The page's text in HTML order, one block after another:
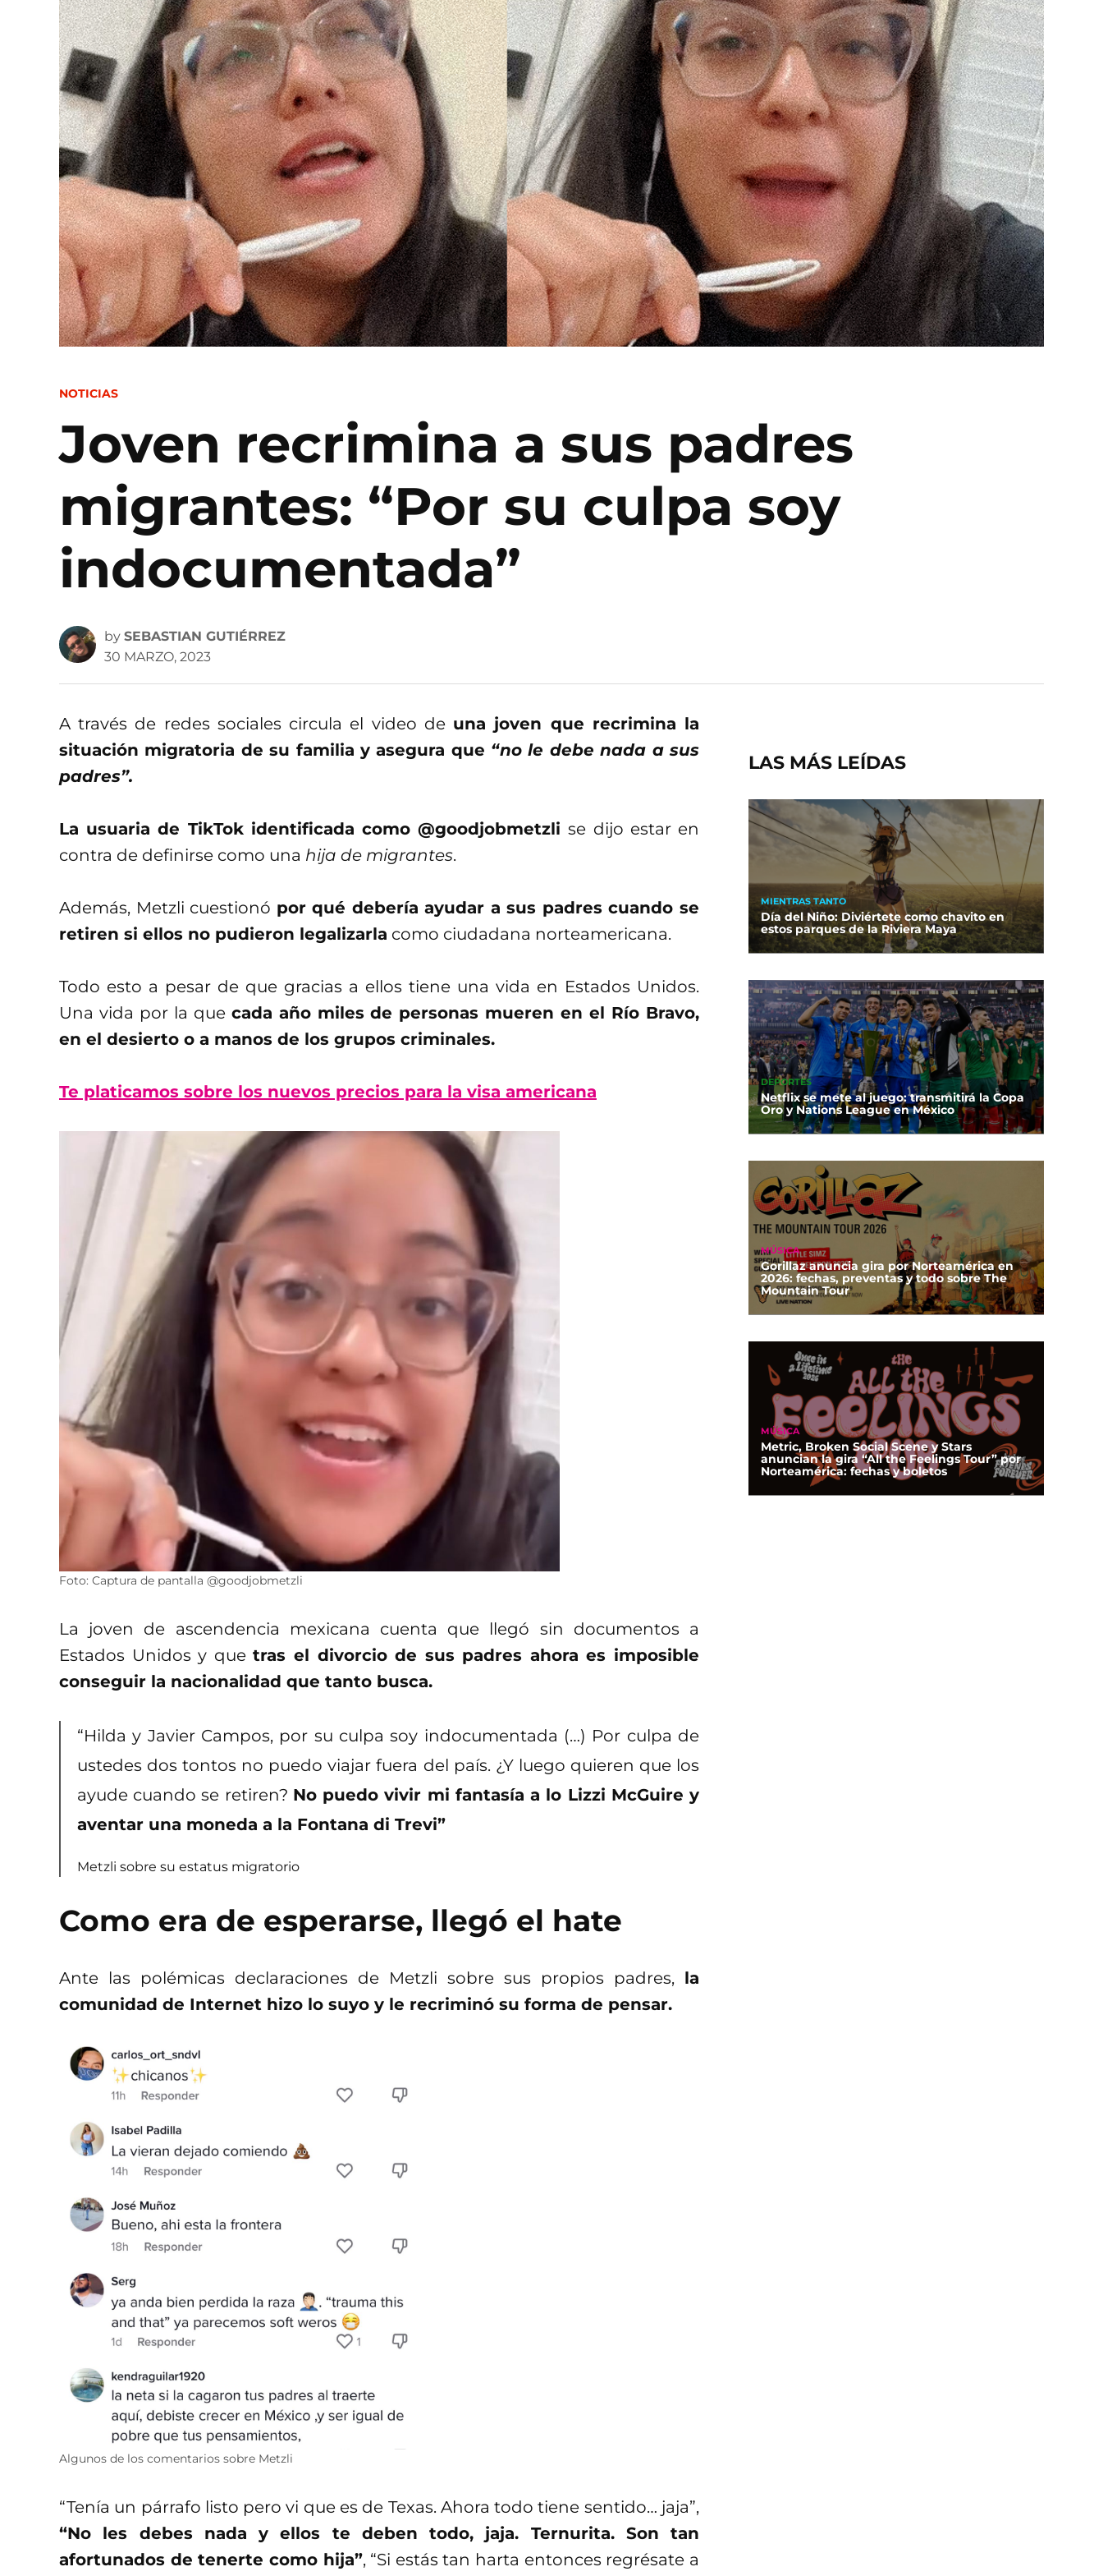
POSTED
NOTICIAS
Joven recrimina a sus padres
migrantes: “Por su culpa soy
indocumentada”
by SEBASTIAN GUTIÉRREZ
30 MARZO, 2023
A través de redes sociales circula el video de una joven que recrimina la
situación migratoria de su familia y asegura que “no le debe nada a sus
padres”.
La usuaria de TikTok identificada como @goodjobmetzlise dijo estar en
contra de definirse como una hija de migrantes.
Además, Metzli cuestionó por qué debería ayudar a sus padres cuando se
retiren si ellos no pudieron legalizarla como ciudadana norteamericana.
Todo esto a pesar de que gracias a ellos tiene una vida en Estados Unidos.
Una vida por la que cada año miles de personas mueren en el Río Bravo,
en el desierto o a manos de los grupos criminales.
Te platicamos sobre los nuevos precios para la visa americana
Foto: Captura de pantalla @goodjobmetzli
La joven de ascendencia mexicana cuenta que llegó sin documentos a
Estados Unidos y quetras el divorcio de sus padres ahora es imposible
conseguir la nacionalidad que tanto busca.
“Hilda y Javier Campos, por su culpa soy indocumentada (…) Por culpa de
ustedes dos tontos no puedo viajar fuera del país. ¿Y luego quieren que los
ayude cuando se retiren? No puedo vivir mi fantasía a lo Lizzi McGuire y
aventar una moneda a la Fontana di Trevi”
Metzli sobre su estatus migratorio
Como era de esperarse, llegó el hate
Ante las polémicas declaraciones de Metzli sobre sus propios padres, la
comunidad de Internet hizo lo suyo y le recriminó su forma de pensar.
Algunos de los comentarios sobre Metzli
“Tenía un párrafo listo pero vi que es de Texas. Ahora todo tiene sentido… jaja”,
“No les debes nada y ellos te deben todo, jaja. Ternurita. Son tan
afortunados de tenerte como hija”, “Si estás tan harta entonces regrésate a
LAS MÁS LEÍDAS
MIENTRAS TANTO
Día del Niño: Diviértete como chavito en
estos parques de la Riviera Maya
DEPORTES
Netflix se mete al juego: transmitirá la Copa
Oro y Nations League en México
MÚSICA
Gorillaz anuncia gira por Norteamérica en
2026: fechas, preventas y todo sobre The
Mountain Tour
MÚSICA
Metric, Broken Social Scene y Stars
anuncian la gira “All the Feelings Tour” por
Norteamérica: fechas y boletos